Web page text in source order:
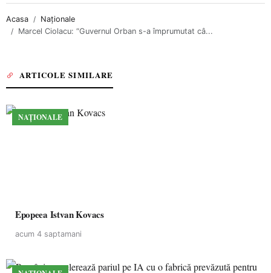
Acasa
Naționale
Marcel Ciolacu: “Guvernul Orban s-a împrumutat câ...
ARTICOLE SIMILARE
NAȚIONALE
Epopeea Istvan Kovacs
acum 4 saptamani